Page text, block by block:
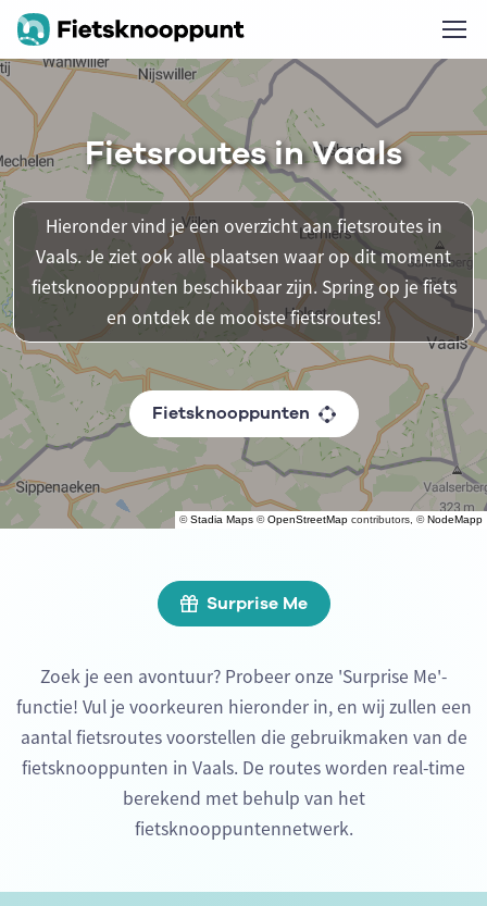
©Stadia Maps ©OpenStreetMap contributors, ©NodeMapp
Fietsroutes in Vaals
Hieronder vind je een overzicht aan fietsroutes in
Vaals. Je ziet ook alle plaatsen waar op dit moment
fietsknooppunten beschikbaar zijn. Spring op je fiets
en ontdek de mooiste fietsroutes!
Fietsknooppunten
Surprise Me
Zoek je een avontuur? Probeer onze 'Surprise Me'-
functie! Vul je voorkeuren hieronder in, en wij zullen een
aantal fietsroutes voorstellen die gebruikmaken van de
fietsknooppunten in Vaals. De routes worden real-time
berekend met behulp van het
fietsknooppuntennetwerk.